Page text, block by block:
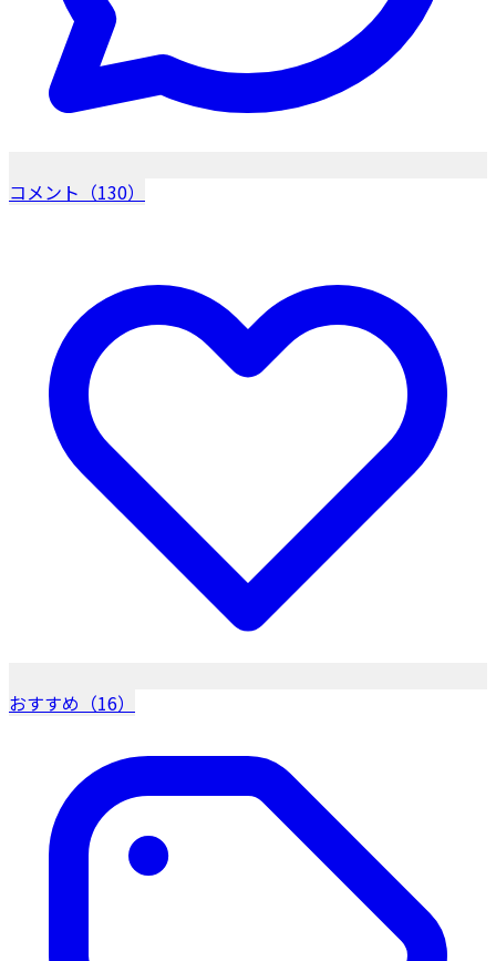
コメント（130）
おすすめ（16）